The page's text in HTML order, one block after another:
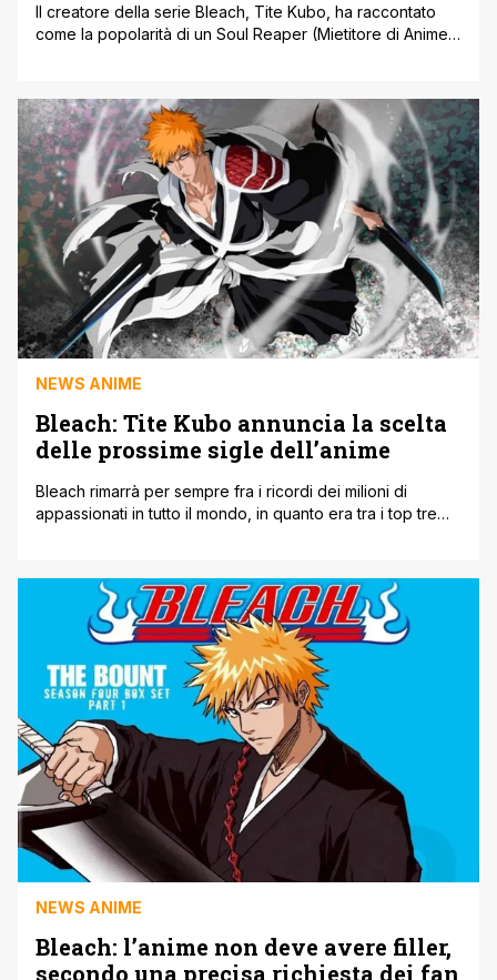
Il creatore della serie Bleach, Tite Kubo, ha raccontato
come la popolarità di un Soul Reaper (Mietitore di Anime)
anniversario della sua prima apparizione sulle pagine
della rivista Weekly Shonen Jump di Shueisha, i fan
iniziano a vedere [']
NEWS ANIME
Bleach: Tite Kubo annuncia la scelta
delle prossime sigle dell’anime
Bleach rimarrà per sempre fra i ricordi dei milioni di
appassionati in tutto il mondo, in quanto era tra i top tre
arriverà l'adattamento anime delle ultime battaglie di
Ichigo Kurosaki. Una delle novità che spingerà il pubblico
NEWS ANIME
Bleach: l’anime non deve avere filler,
secondo una precisa richiesta dei fan